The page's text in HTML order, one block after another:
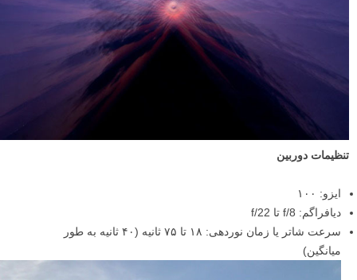
تنظیمات دوربین
ایزو: ۱۰۰
دیافراگم: f/8 تا f/22
سرعت شاتر یا زمان نوردهی: ۱۸ تا ۷۵ ثانیه (۴۰ ثانیه به طور
میانگین)